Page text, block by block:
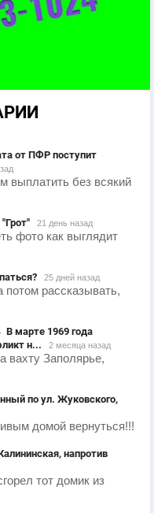
от ПФР поступит
выплатить без всякий
21 день назад
фото как выглядит
25 дней назад
потом рассказывать,
В марте 1969 года
н...
2 месяца назад
вахту Заполярье,
по ул. Жуковского,
домой вернуться!!!
напротив
тот домик из